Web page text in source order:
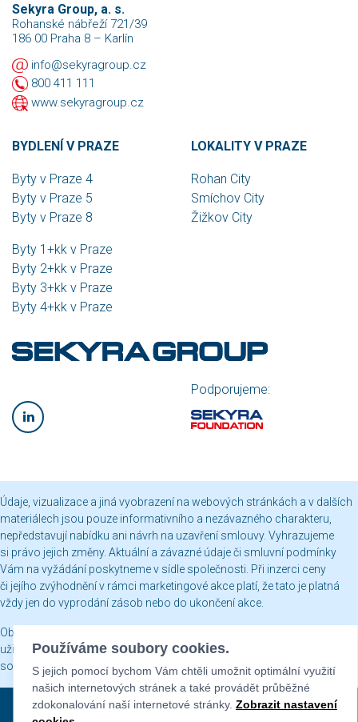
Sekyra Group, a. s.
Rohanské nábřeží 721/39
186 00 Praha 8 – Karlín
info@sekyragroup.cz
800 411 111
www.sekyragroup.cz
LOKALITY V PRAZE
Rohan City
Smíchov City
Žižkov City
BYDLENÍ V PRAZE
Byty v Praze 4
Byty v Praze 5
Byty v Praze 8
Byty 1+kk v Praze
Byty 2+kk v Praze
Byty 3+kk v Praze
Byty 4+kk v Praze
Podporujeme:
Údaje, vizualizace a jiná vyobrazení na webových stránkách a v dalších
materiálech jsou pouze informativního a nezávazného charakteru,
nepředstavují nabídku ani návrh na uzavření smlouvy. Vyhrazujeme
si právo jejich změny. Aktuální a závazné údaje či smluvní podmínky
Vám na vyžádání poskytneme v sídle společnosti. Při inzerci ceny
či jejího zvýhodnění v rámci marketingové akce platí, že tato je platná
vždy jen do vyprodání zásob nebo do ukončení akce.
Obsah webových stránek je chráněn autorským právem a jakékoli jeho
užití včetně publikování nebo jiného šíření je bez našeho písemného
souhlasu zakázáno.
Sekyra Group © 2026
Používáme soubory cookies.
S jejich pomocí bychom Vám chtěli umožnit optimální využití
našich internetových stránek a také provádět průběžné
zdokonalování naší internetové stránky. Zobrazit nastavení